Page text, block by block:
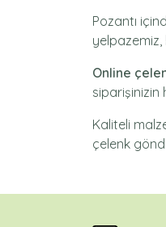
Pozantı
yelpazemiz,
Online
siparişinizin
Kaliteli
çelenk